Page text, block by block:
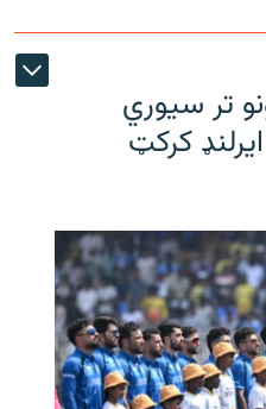
تر سیوري
کرکټ